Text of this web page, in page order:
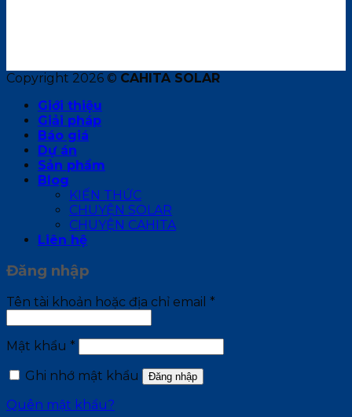
Copyright 2026 © CAHITA SOLAR
Giới thiệu
Giải pháp
Báo giá
Dự án
Sản phẩm
Blog
KIẾN THỨC
CHUYỆN SOLAR
CHUYỆN CAHITA
Liên hệ
Đăng nhập
Tên tài khoản hoặc địa chỉ email *
Mật khẩu *
buộc
Ghi nhớ mật khẩu
Đăng nhập
Quên mật khẩu?